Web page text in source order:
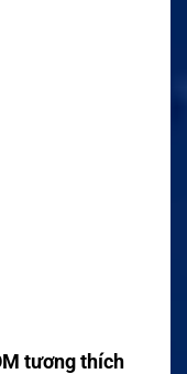
tương thích